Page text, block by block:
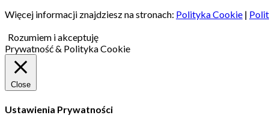
Więcej informacji znajdziesz na stronach: Polityka Cookie |
Rozumiem i akceptuję
Prywatność & Polityka Cookie
Close
Ustawienia Prywatności